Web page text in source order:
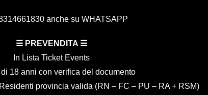
anche su WHATSAPP
☰ PREVENDITA ☰
In Lista Ticket Events
18 anni con verifica del documento
provincia valida (RN – FC – PU – RA + RSM)